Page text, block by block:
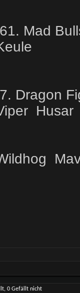
Mad
Dragon
Husar
0 Gefällt nicht